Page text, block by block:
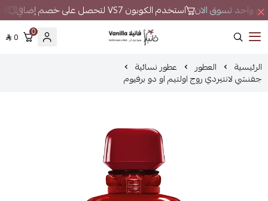
واحد تسوق الان استخدم الكوبون VS7 لتحصل على خصم إضافي
فانيلا
0
0
الرئيسية العطور عطور نسائية
جفنشي لانتيردي روج اولتيم او دو برفيوم